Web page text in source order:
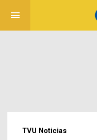
menu
TVU Noticias